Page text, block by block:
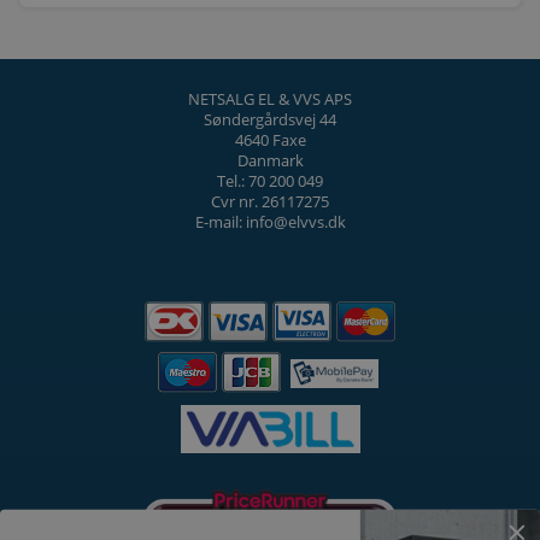
NETSALG EL & VVS APS
Søndergårdsvej 44
4640 Faxe
Danmark
Tel.: 70 200 049
Cvr nr. 26117275
E-mail: info@elvvs.dk